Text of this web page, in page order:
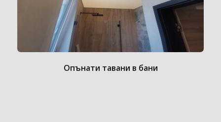
Опънати тавани в бани